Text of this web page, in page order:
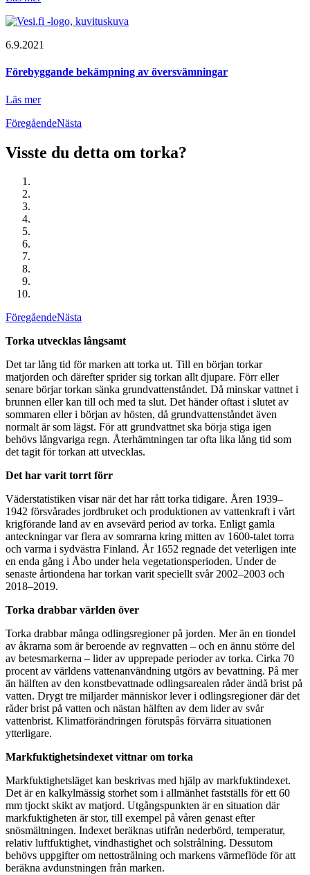
6.9.2021
Förebyggande bekämpning av översvämningar
Läs mer
FöregåendeNästa
Visste du detta om torka?
FöregåendeNästa
Torka utvecklas långsamt
Det tar lång tid för marken att torka ut. Till en början torkar
matjorden och därefter sprider sig torkan allt djupare. Förr eller
senare börjar torkan sänka grundvattenståndet. Då minskar vattnet i
brunnen eller kan till och med ta slut. Det händer oftast i slutet av
sommaren eller i början av hösten, då grundvattenståndet även
normalt är som lägst. För att grundvattnet ska börja stiga igen
behövs långvariga regn. Återhämtningen tar ofta lika lång tid som
det tagit för torkan att utvecklas.
Det har varit torrt förr
Väderstatistiken visar när det har rått torka tidigare. Åren 1939–
1942 försvårades jordbruket och produktionen av vattenkraft i vårt
krigförande land av en avsevärd period av torka. Enligt gamla
anteckningar var flera av somrarna kring mitten av 1600-talet torra
och varma i sydvästra Finland. År 1652 regnade det veterligen inte
en enda gång i Åbo under hela vegetationsperioden. Under de
senaste årtiondena har torkan varit speciellt svår 2002–2003 och
2018–2019.
Torka drabbar världen över
Torka drabbar många odlingsregioner på jorden. Mer än en tiondel
av åkrarna som är beroende av regnvatten – och en ännu större del
av betesmarkerna – lider av upprepade perioder av torka. Cirka 70
procent av världens vattenanvändning utgörs av bevattning. På mer
än hälften av den konstbevattnade odlingsarealen råder ändå brist på
vatten. Drygt tre miljarder människor lever i odlingsregioner där det
råder brist på vatten och nästan hälften av dem lider av svår
vattenbrist. Klimatförändringen förutspås förvärra situationen
ytterligare.
Markfuktighetsindexet vittnar om torka
Markfuktighetsläget kan beskrivas med hjälp av markfuktindexet.
Det är en kalkylmässig storhet som i allmänhet fastställs för ett 60
mm tjockt skikt av matjord. Utgångspunkten är en situation där
markfuktigheten är stor, till exempel på våren genast efter
snösmältningen. Indexet beräknas utifrån nederbörd, temperatur,
relativ luftfuktighet, vindhastighet och solstrålning. Dessutom
behövs uppgifter om nettostrålning och markens värmeflöde för att
beräkna avdunstningen från marken.